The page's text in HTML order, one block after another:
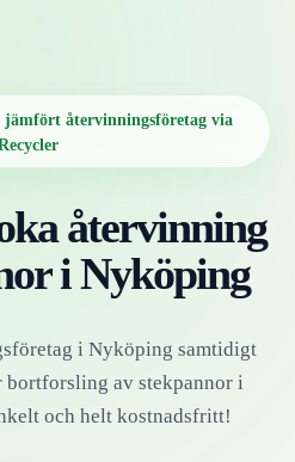
jämfört återvinningsföretag via
återvinning
iNyköping
i Nyköping samtidigt
bortforsling av stekpannori
och helt kostnadsfritt!